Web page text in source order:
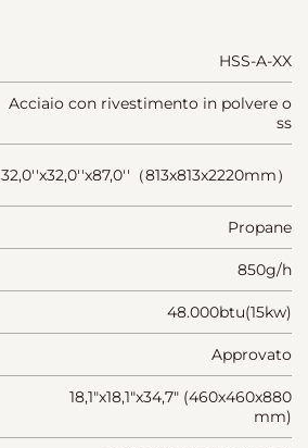
HSS-A-XX
Acciaio con rivestimento in polvere o
ss
32,0''x32,0''x87,0''（813x813x2220mm）
Propane
850g/h
48.000btu(15kw)
Approvato
18,1"x18,1"x34,7" (460x460x880
mm)